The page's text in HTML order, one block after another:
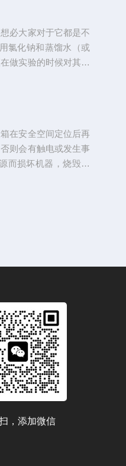
高低决定。箱式马弗
必大家对于它都是不
氯化钠和蒸馏水（或
做实验的时候对其他
行下一次试验的情况
在安全空间定位后再
则会有触电或发生事
而损坏机器，烧毁组
均为火线本机器的电
，添加微信